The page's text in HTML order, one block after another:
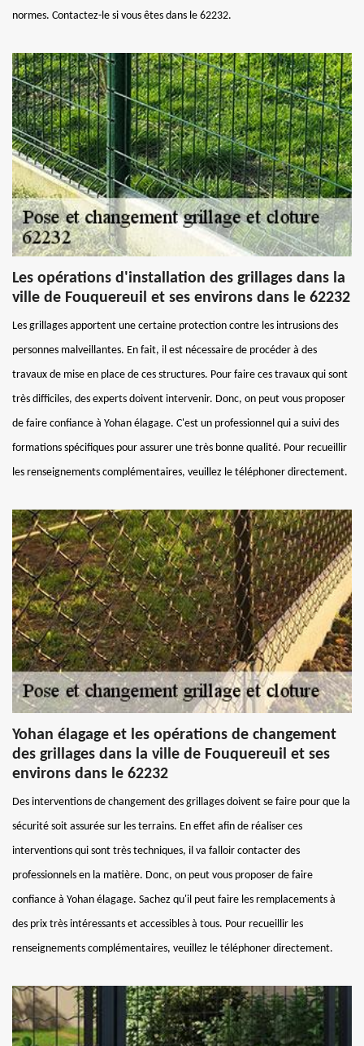
normes. Contactez-le si vous êtes dans le 62232.
Les opérations d'installation des grillages dans la
ville de Fouquereuil et ses environs dans le 62232
Les grillages apportent une certaine protection contre les intrusions des
personnes malveillantes. En fait, il est nécessaire de procéder à des
travaux de mise en place de ces structures. Pour faire ces travaux qui sont
très difficiles, des experts doivent intervenir. Donc, on peut vous proposer
de faire confiance à Yohan élagage. C'est un professionnel qui a suivi des
formations spécifiques pour assurer une très bonne qualité. Pour recueillir
les renseignements complémentaires, veuillez le téléphoner directement.
Yohan élagage et les opérations de changement
des grillages dans la ville de Fouquereuil et ses
environs dans le 62232
Des interventions de changement des grillages doivent se faire pour que la
sécurité soit assurée sur les terrains. En effet afin de réaliser ces
interventions qui sont très techniques, il va falloir contacter des
professionnels en la matière. Donc, on peut vous proposer de faire
confiance à Yohan élagage. Sachez qu'il peut faire les remplacements à
des prix très intéressants et accessibles à tous. Pour recueillir les
renseignements complémentaires, veuillez le téléphoner directement.